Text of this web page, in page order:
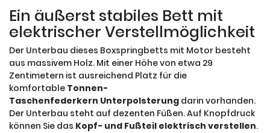
Ein äußerst stabiles Bett mit
elektrischer Verstellmöglichkeit
Der Unterbau dieses Boxspringbetts mit Motor besteht
aus massivem Holz. Mit einer Höhe von etwa 29
Zentimetern ist ausreichend Platz für die
komfortable Tonnen-
Taschenfederkern Unterpolsterung darin vorhanden.
Der Unterbau steht auf dezenten Füßen. Auf Knopfdruck
können Sie das Kopf- und Fußteil elektrisch verstellen.